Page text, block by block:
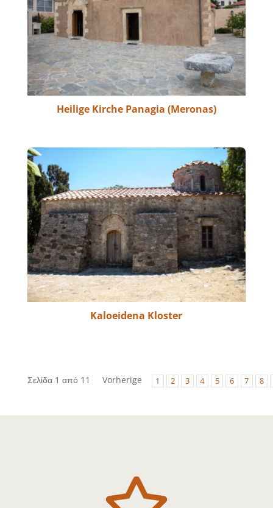
Heilige Kirche Panagia (Meronas)
Kaloeidena Kloster
Σελίδα 1 από 11 Vorherige 1 2 3 4 5 6 7 8